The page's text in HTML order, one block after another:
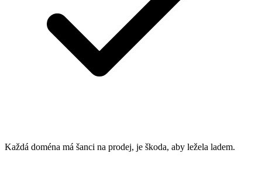
Každá doména má šanci na prodej, je škoda, aby ležela ladem.